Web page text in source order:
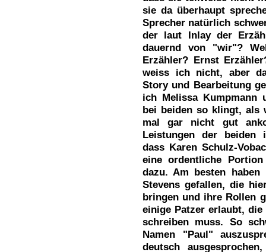
sie da überhaupt
Sprecher natürlich
der laut Inlay der
dauernd von "wir"?
Erzähler? Ernst
weiss ich nicht, aber
Story und Bearbeitung
ich Melissa Kumpmann
bei beiden so klingt, als
mal gar nicht gut
Leistungen der beiden
dass Karen Schulz-
eine ordentliche
dazu. Am besten
Stevens gefallen, die
bringen und ihre Rollen
einige Patzer erlaubt,
schreiben muss. So
Namen "Paul"
deutsch